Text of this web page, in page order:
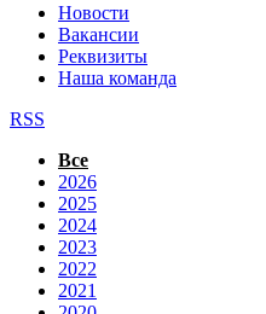
Новости
Вакансии
Реквизиты
Наша команда
RSS
Все
2026
2025
2024
2023
2022
2021